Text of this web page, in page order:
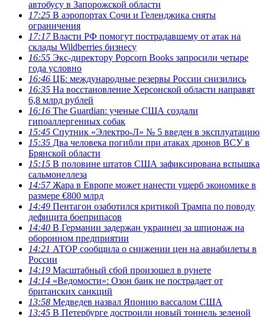
автобусу в Запорожской области
17:25 В аэропортах Сочи и Геленджика сняты
ограничения
17:17Власти РФ помогут пострадавшему от атак на
склады Wildberries бизнесу
16:55 Экс-директору Popcorn Books запросили четыре
года условно
16:46 ЦБ: международные резервы России снизились
16:35 На восстановление Херсонской области направят
6,8 млрд рублей
16:16 The Guardian: ученые США создали
гипоаллергенных собак
15:45 Спутник «Электро-Л» № 5 введен в эксплуатацию
15:35 Два человека погибли при атаках дронов ВСУ в
Брянской области
15:15 В половине штатов США зафиксирована вспышка
сальмонеллеза
14:57Жара в Европе может нанести ущерб экономике в
размере €800 млрд
14:49 Пентагон озаботился критикой Трампа по поводу
дефицита боеприпасов
14:40 В Германии задержан украинец за шпионаж на
оборонном предприятии
14:21 АТОР сообщила о снижении цен на авиабилеты в
России
14:19 Масштабный сбой произошел в рунете
14:14 «Ведомости»: Озон банк не пострадает от
британских санкций
13:58 Медведев назвал Японию вассалом США
13:45 В Петербурге достроили новый тоннель зеленой